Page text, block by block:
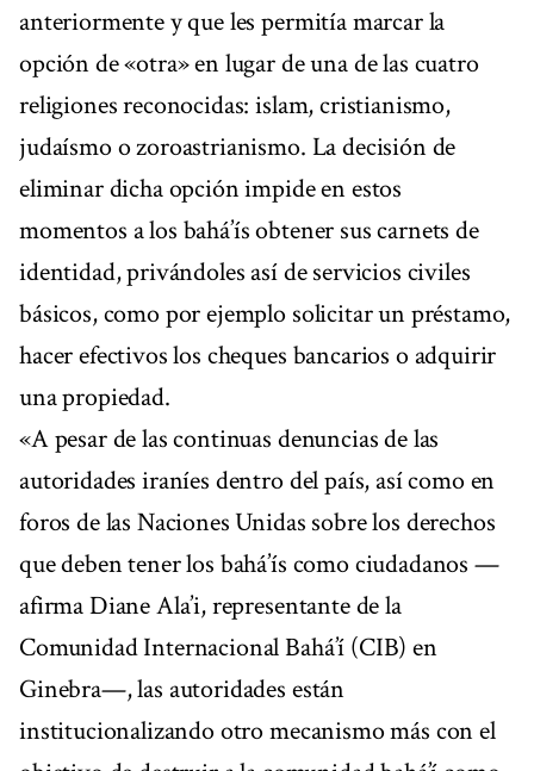
anteriormente y que les permitía marcar la
opción de «otra» en lugar de una de las cuatro
religiones reconocidas: islam, cristianismo,
judaísmo o zoroastrianismo. La decisión de
eliminar dicha opción impide en estos
momentos a los bahá’ís obtener sus carnets de
identidad, privándoles así de servicios civiles
básicos, como por ejemplo solicitar un préstamo,
hacer efectivos los cheques bancarios o adquirir
una propiedad.
«A pesar de las continuas denuncias de las
autoridades iraníes dentro del país, así como en
foros de las Naciones Unidas sobre los derechos
que deben tener los bahá’ís como ciudadanos —
afirma Diane Ala’i, representante de la
Comunidad Internacional Bahá’í (CIB) en
Ginebra—, las autoridades están
institucionalizando otro mecanismo más con el